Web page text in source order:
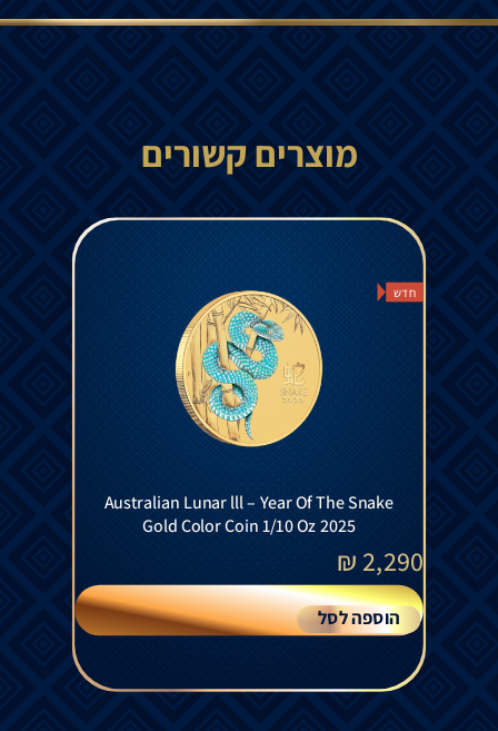
מוצרים קשורים
חדש
Australian Lunar lll – Year Of The Snake
Gold Color Coin 1/10 Oz 2025
2,290
₪
הוספה לסל